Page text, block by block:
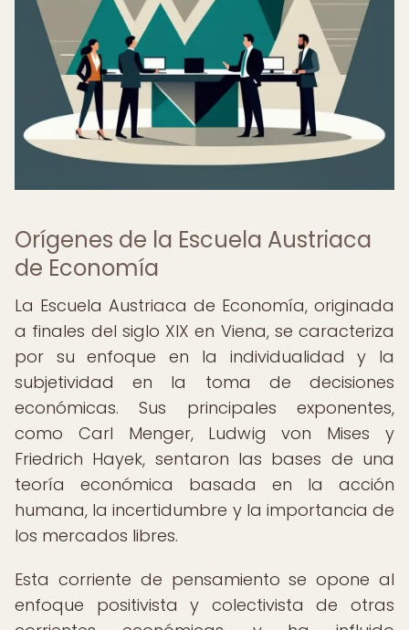
Orígenes de la Escuela Austriaca
de Economía
La Escuela Austriaca de Economía, originada
a finales del siglo XIX en Viena, se caracteriza
por su enfoque en la individualidad y la
subjetividad en la toma de decisiones
económicas. Sus principales exponentes,
como Carl Menger, Ludwig von Mises y
Friedrich Hayek, sentaron las bases de una
teoría económica basada en la acción
humana, la incertidumbre y la importancia de
los mercados libres.
Esta corriente de pensamiento se opone al
enfoque positivista y colectivista de otras